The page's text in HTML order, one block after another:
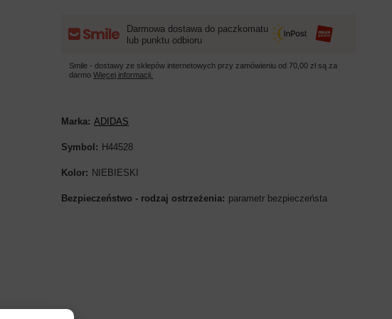
Darmowa dostawa do paczkomatu
lub punktu odbioru
Smile - dostawy ze sklepów internetowych przy zamówieniu od 70,00 zł są za
darmoWięcej informacji.
Marka ADIDAS
Symbol H44528
Kolor NIEBIESKI
Bezpieczeństwo - rodzaj ostrzeżenia parametr bezpieczeństa